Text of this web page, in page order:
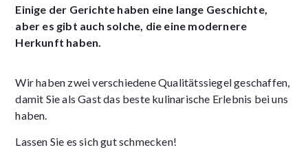
Einige der Gerichte haben eine lange Geschichte,
aber es gibt auch solche, die eine modernere
Herkunft haben.
Wir haben zwei verschiedene Qualitätssiegel geschaffen,
damit Sie als Gast das beste kulinarische Erlebnis bei uns
haben.
Lassen Sie es sich gut schmecken!